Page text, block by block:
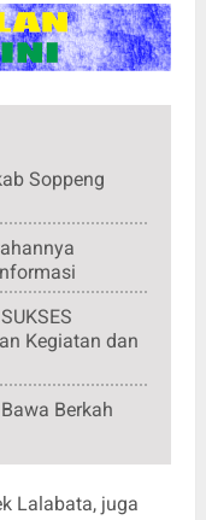
Soppeng
Kegiatan dan
Berkah
Lalabata, juga